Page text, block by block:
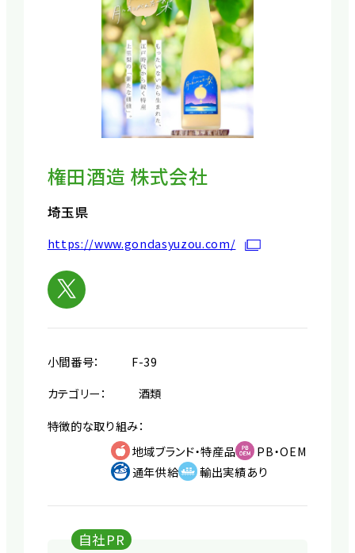
権田酒造 株式会社
埼玉県
https://www.gondasyuzou.com/
小間番号：
F-39
カテゴリー：
酒類
特徴的な取り組み：
地域ブランド・特産品
PB・OEM
通年供給
輸出実績あり
自社PR